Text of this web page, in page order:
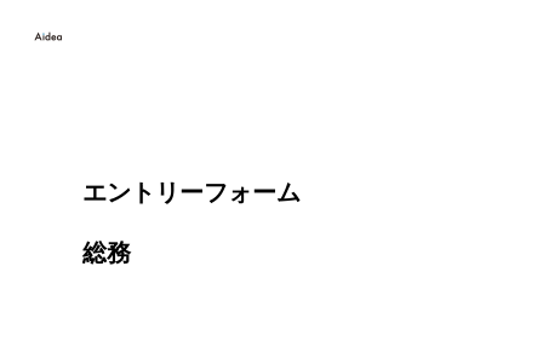
        エントリーフォーム